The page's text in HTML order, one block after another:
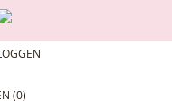
(0)